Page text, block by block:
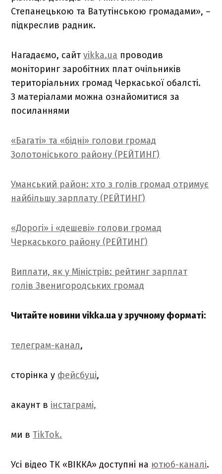
Степанецькою та Ватутінською громадами», –
підкреслив радник.
Нагадаємо, сайтvikka.ua проводив
моніторинг заробітних плат очільників
територіальних громад Черкаської обалсті.
З матеріалами можна ознайомитися за
посиланнями
«Багаті» та «бідні» голови громад
Золотоніського району (РЕЙТИНГ)
Уманський район: хто з голів громад отримує
найбільшу зарплату (РЕЙТИНГ)
«Дорогі» і «дешеві» голови громад
Черкаського району (РЕЙТИНГ)
Виплати, як у Міністрів: рейтинг зарплат
голів Звенигородських громад
Читайте новини vikka.ua у зручному форматі:
телеграм-канал,
сторінка у фейсбуці,
акаунт в інстаграмі,
ми вTikTok.
Усі відео ТК «ВІККА» доступні на ютюб-каналі.